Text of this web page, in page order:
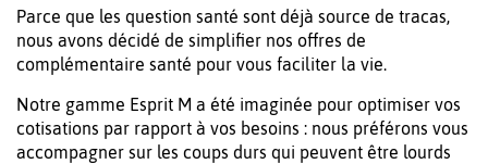
Parce que les question santé sont déjà source de tracas,
nous avons décidé de simplifier nos offres de
complémentaire santé pour vous faciliter la vie.
Notre gamme Esprit M a été imaginée pour optimiser vos
cotisations par rapport à vos besoins : nous préférons vous
accompagner sur les coups durs qui peuvent être lourds